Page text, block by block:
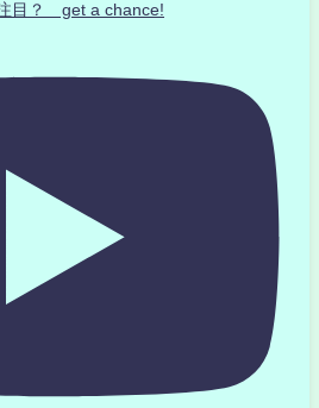
目？ get a chance!